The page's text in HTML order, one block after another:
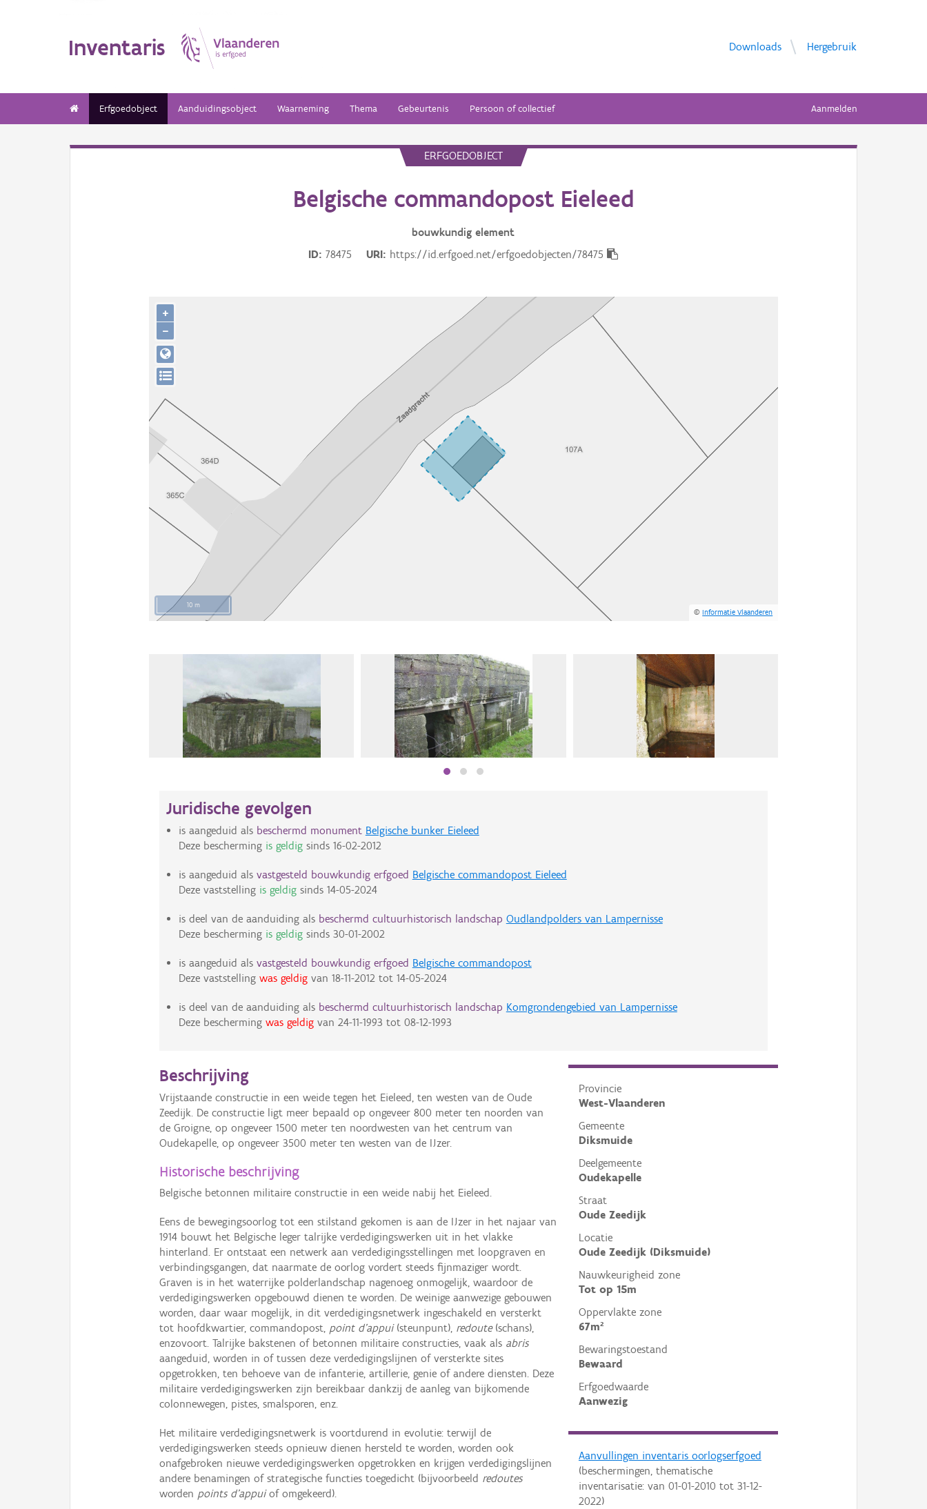
Inventaris Downloads Hergebruik
Erfgoedobject Aanduidingsobject Waarneming Thema Gebeurtenis Persoon of collectief Aanmelden
ERFGOEDOBJECT
Belgische commandopost Eieleed
bouwkundig element
ID
78475 URI https://id.erfgoed.net/erfgoedobjecten/78475
10 m
©Informatie Vlaanderen
+
−
Juridische gevolgen
is aangeduid als beschermd monument Belgische bunker Eieleed
Deze bescherming is geldigsinds 16-02-2012
is aangeduid als vastgesteld bouwkundig erfgoed Belgische commandopost Eieleed
Deze vaststelling is geldigsinds 14-05-2024
is deel van de aanduiding als beschermd cultuurhistorisch landschap Oudlandpolders van Lampernisse
Deze bescherming is geldigsinds 30-01-2002
is aangeduid als vastgesteld bouwkundig erfgoed Belgische commandopost
Deze vaststelling was geldigvan 18-11-2012tot 14-05-2024
is deel van de aanduiding als beschermd cultuurhistorisch landschap Komgrondengebied van Lampernisse
Deze bescherming was geldigvan 24-11-1993 tot 08-12-1993
Provincie
West-Vlaanderen
Gemeente
Diksmuide
Deelgemeente
Oudekapelle
Straat
Oude Zeedijk
Locatie
Oude Zeedijk (Diksmuide)
Nauwkeurigheid zone
Tot op 15m
Oppervlakte zone
67m²
Bewaringstoestand
Bewaard
Erfgoedwaarde
Aanwezig
Aanvullingen inventaris oorlogserfgoed
(beschermingen, thematische
inventarisatie: van 01-01-2010 tot 31-12-
2022)
Beschrijving
Vrijstaande constructie in een weide tegen het Eieleed, ten westen van de Oude
Zeedijk. De constructie ligt meer bepaald op ongeveer 800 meter ten noorden van
de Groigne, op ongeveer 1500 meter ten noordwesten van het centrum van
Oudekapelle, op ongeveer 3500 meter ten westen van de IJzer.
Historische beschrijving
Belgische betonnen militaire constructie in een weide nabij het Eieleed.
Eens de bewegingsoorlog tot een stilstand gekomen is aan de IJzer in het najaar van
1914 bouwt het Belgische leger talrijke verdedigingswerken uit in het vlakke
hinterland. Er ontstaat een netwerk aan verdedigingsstellingen met loopgraven en
verbindingsgangen, dat naarmate de oorlog vordert steeds fijnmaziger wordt.
Graven is in het waterrijke polderlandschap nagenoeg onmogelijk, waardoor de
verdedigingswerken opgebouwd dienen te worden. De weinige aanwezige gebouwen
worden, daar waar mogelijk, in dit verdedigingsnetwerk ingeschakeld en versterkt
tot hoofdkwartier, commandopost, point d’appui(steunpunt), redoute (schans),
enzovoort. Talrijke bakstenen of betonnen militaire constructies, vaak als abris
aangeduid, worden in of tussen deze verdedigingslijnen of versterkte sites
opgetrokken, ten behoeve van de infanterie, artillerie, genie of andere diensten. Deze
militaire verdedigingswerken zijn bereikbaar dankzij de aanleg van bijkomende
colonnewegen, pistes, smalsporen, enz.
Het militaire verdedigingsnetwerk is voortdurend in evolutie: terwijl de
verdedigingswerken steeds opnieuw dienen hersteld te worden, worden ook
onafgebroken nieuwe verdedigingswerken opgetrokken en krijgen verdedigingslijnen
andere benamingen of strategische functies toegedicht (bijvoorbeeld redoutes
worden points d’appuiof omgekeerd).